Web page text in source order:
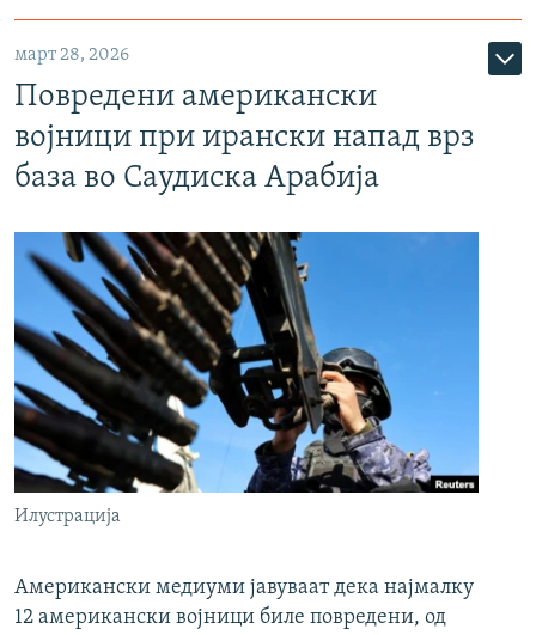
март 28, 2026
Повредени американски
војници при ирански напад врз
база во Саудиска Арабија
Илустрација
Американски медиуми јавуваат дека најмалку
12 американски војници биле повредени, од